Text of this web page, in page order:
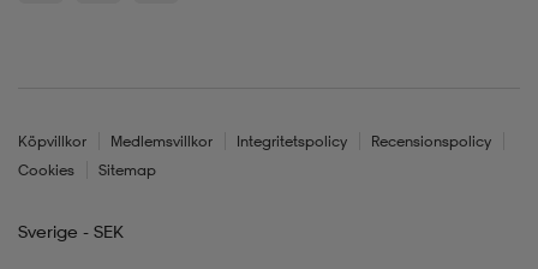
Köpvillkor Medlemsvillkor Integritetspolicy
Recensionspolicy
Cookies
Sitemap
Sverige - SEK